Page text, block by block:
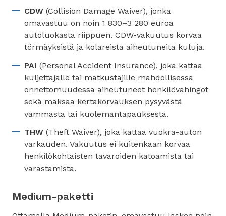
CDW (Collision Damage Waiver), jonka
omavastuu on noin 1 830–3 280 euroa
autoluokasta riippuen. CDW-vakuutus korvaa
törmäyksistä ja kolareista aiheutuneita kuluja.
PAI (Personal Accident Insurance), joka kattaa
kuljettajalle tai matkustajille mahdollisessa
onnettomuudessa aiheutuneet henkilövahingot
sekä maksaa kertakorvauksen pysyvästä
vammasta tai kuolemantapauksesta.
THW (Theft Waiver), joka kattaa vuokra-auton
varkauden. Vakuutus ei kuitenkaan korvaa
henkilökohtaisten tavaroiden katoamista tai
varastamista.
Medium-paketti